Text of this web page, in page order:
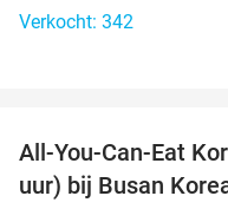
Verkocht: 342
All-You-Can-Eat
uur) bij Busan